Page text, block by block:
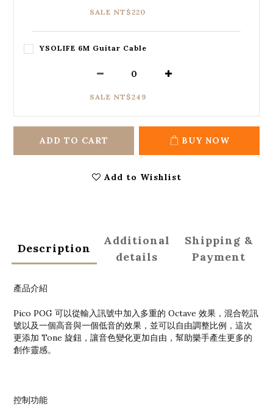
SALE NT$220
YSOLIFE 6M Guitar Cable
SALE NT$249
ADD TO CART BUY NOW
Add to Wishlist
Description
Additional
details
Shipping &
Payment
產品介紹
Pico POG 可以從輸入訊號中加入多重的 Octave 效果，混合乾訊
號以及一個高音與一個低音的效果，並可以自由調整比例，這次
更添加 Tone 旋鈕，讓音色變化更加自由，幫助樂手產生更多的
創作靈感。
控制功能